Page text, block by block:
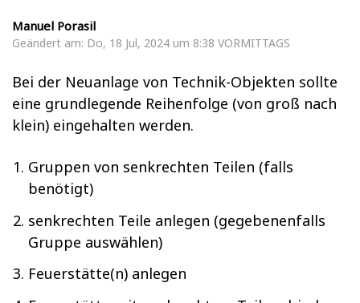
Manuel Porasil
Geändert am: Do, 18 Jul, 2024 um 8:38 VORMITTAGS
Bei der Neuanlage von Technik-Objekten sollte
eine grundlegende Reihenfolge (von groß nach
klein) eingehalten werden.
Gruppen von senkrechten Teilen (falls
benötigt)
senkrechten Teile anlegen (gegebenenfalls
Gruppe auswählen)
Feuerstätte(n) anlegen